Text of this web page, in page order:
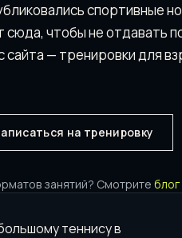
спортивные
чтобы не отдавать
— тренировки для
на тренировку
занятий? Смотрите блог
теннису в